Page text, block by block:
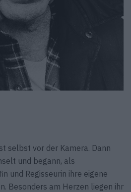
selbst vor der Kamera. Dann
und begann, als
und Regisseurin ihre eigene
Besonders am Herzen liegen ihr